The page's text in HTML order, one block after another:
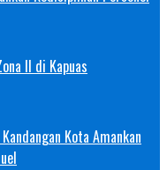
II di Kapuas
Kota Amankan